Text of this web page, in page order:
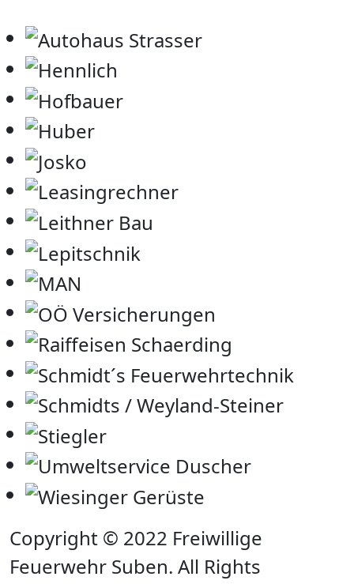
Copyright © 2022 Freiwillige
Feuerwehr Suben. All Rights